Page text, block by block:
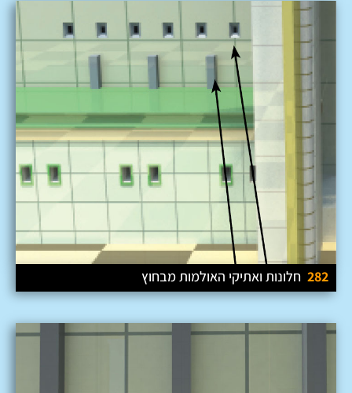
282 חלונות ואתיקי האולמות מבחוץ